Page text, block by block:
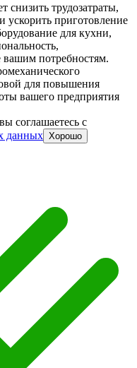
снизить трудозатраты,
ускорить приготовление
для кухни,
вашим потребностям.
для повышения
вашего предприятия
соглашаетесь c
данных Хорошо